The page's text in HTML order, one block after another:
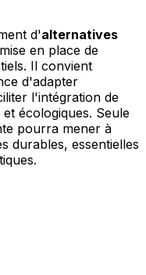
d'alternatives
en place de
Il convient
d'adapter
l'intégration de
écologiques. Seule
pourra mener à
durables, essentielles